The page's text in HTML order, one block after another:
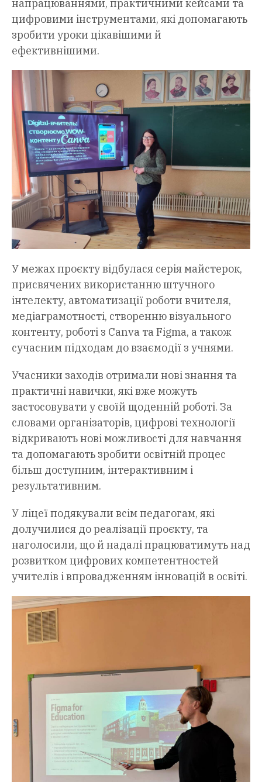
напрацюваннями, практичними кейсами та
цифровими інструментами, які допомагають
зробити уроки цікавішими й
ефективнішими.
У межах проєкту відбулася серія майстерок,
присвячених використанню штучного
інтелекту, автоматизації роботи вчителя,
медіаграмотності, створенню візуального
контенту, роботі з Canva та Figma, а також
сучасним підходам до взаємодії з учнями.
Учасники заходів отримали нові знання та
практичні навички, які вже можуть
застосовувати у своїй щоденній роботі. За
словами організаторів, цифрові технології
відкривають нові можливості для навчання
та допомагають зробити освітній процес
більш доступним, інтерактивним і
результативним.
У ліцеї подякували всім педагогам, які
долучилися до реалізації проєкту, та
наголосили, що й надалі працюватимуть над
розвитком цифрових компетентностей
учителів і впровадженням інновацій в освіті.